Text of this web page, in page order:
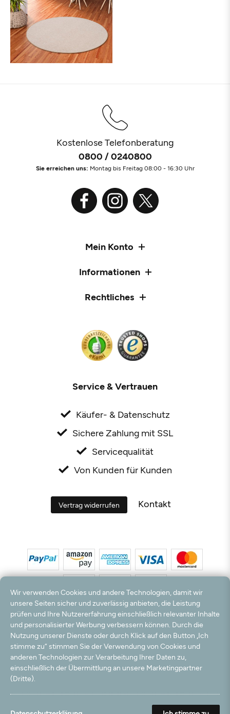
Kostenlose Telefonberatung
0800 / 0240800
Sie erreichen uns: Montag bis Freitag 08:00 - 16:30 Uhr
Mein Konto
Informationen
Rechtliches
Service & Vertrauen
Käufer- & Datenschutz
Sichere Zahlung mit SSL
Servicequalität
Von Kunden für Kunden
Vertrag widerrufen Kontakt
*Alle Preise inkl. MwSt. und zzgl. Versandkosten. **Kostenloser Versand und Rückversand
nur innerhalb Deutschlands und Österreichs.
Hinweis:Wir nutzen Ihre E-Mail Adresse für werbliche Zwecke, die jederzeit widerrufen
werden können. Ihre Daten werden nicht an Dritte weitergegeben.
© 2003 - 2026 Teppichversand24 GmbH / Alle Rechte vorbehalten. powered by
createyourtemplate
Wir verwenden Cookies und andere Technologien, damit wir
unsere Seiten sicher und zuverlässig anbieten, die Leistung
prüfen und Ihre Nutzererfahrung einschließlich relevanter Inhalte
und personalisierter Werbung verbessern können. Durch die
Nutzung unserer Dienste oder durch Klick auf den Button „Ich
stimme zu“ stimmen Sie der Verwendung von Cookies und
anderen Technologien zur Verarbeitung Ihrer Daten zu,
einschließlich der Übermittlung an unsere Marketingpartner
(Dritte).